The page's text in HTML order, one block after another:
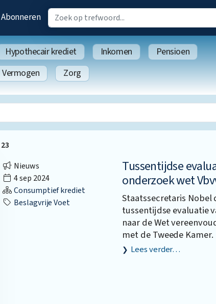
Abonneren
Hypothecair krediet Inkomen
Pensioen
Vermogen Zorg
23
Nieuws
4 sep 2024
Consumptief krediet
Beslagvrije Voet
Tussentijdse
onderzoek wet
Staatssecretaris
tussentijdse evaluatie
naar de Wet
met de Tweede Kamer.
Lees verder…